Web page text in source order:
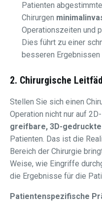
Patienten
Chirurgen
Operationszeiten und
Dies führt zu einer
besseren
2. Chirurgische
Stellen Sie sich einen
Operation nicht nur auf
greifbare, 3D-
Patienten. Das ist die
Bereich der Chirurgie
Weise, wie Eingriffe
die Ergebnisse für die
Patientenspezifische